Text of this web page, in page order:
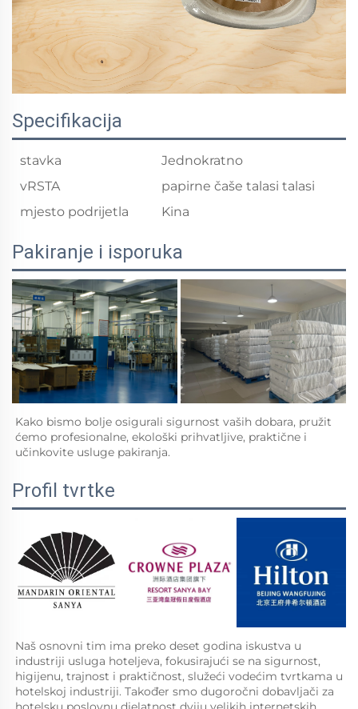
Specifikacija
stavka
Jednokratno
vRSTA
papirne čaše talasi talasi
mjesto podrijetla
Kina
Pakiranje i isporuka
Kako bismo bolje osigurali sigurnost vaših dobara, pružit
ćemo profesionalne, ekološki prihvatljive, praktične i
učinkovite usluge pakiranja.
Profil tvrtke
Naš osnovni tim ima preko deset godina iskustva u
industriji usluga hoteljeva, fokusirajući se na sigurnost,
higijenu, trajnost i praktičnost, služeći vodećim tvrtkama u
hotelskoj industriji. Također smo dugoročni dobavljači za